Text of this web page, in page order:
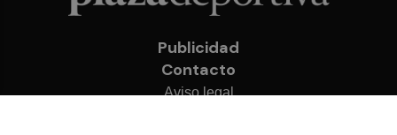
Publicidad
Contacto
Aviso legal